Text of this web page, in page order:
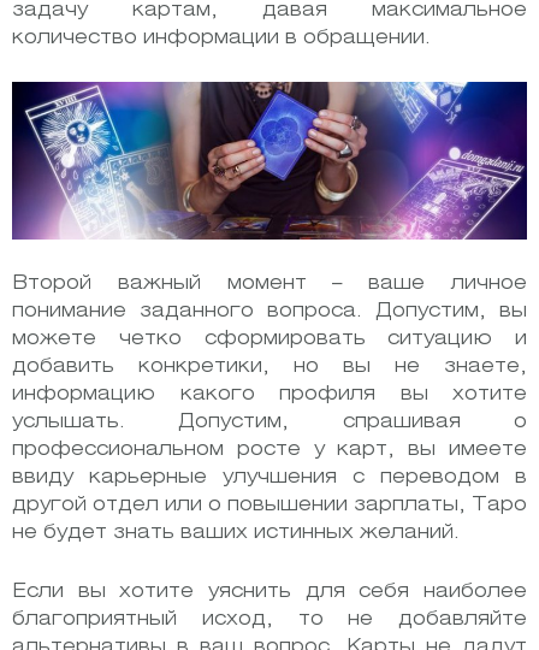
задачу картам, давая максимальное
количество информации в обращении.
Второй важный момент – ваше личное
понимание заданного вопроса. Допустим, вы
можете четко сформировать ситуацию и
добавить конкретики, но вы не знаете,
информацию какого профиля вы хотите
услышать. Допустим, спрашивая о
профессиональном росте у карт, вы имеете
ввиду карьерные улучшения с переводом в
другой отдел или о повышении зарплаты, Таро
не будет знать ваших истинных желаний.
Если вы хотите уяснить для себя наиболее
благоприятный исход, то не добавляйте